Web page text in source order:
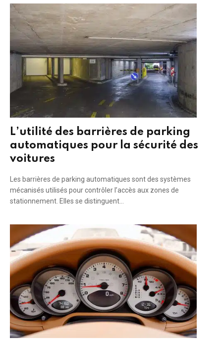
L’utilité des barrières de parking
automatiques pour la sécurité des
voitures
Les barrières de parking automatiques sont des systèmes
mécanisés utilisés pour contrôler l’accès aux zones de
stationnement. Elles se distinguent…